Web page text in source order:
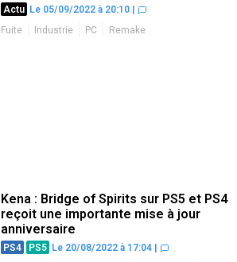
Actu Le 05/09/2022 à 20:10
Fuite
Industrie PC Remake
Kena : Bridge of Spirits sur PS5 et PS4
reçoit une importante mise à jour
anniversaire
PS4 PS5 Le 20/08/2022 à 17:04